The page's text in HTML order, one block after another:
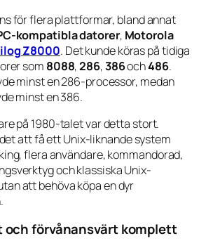
för flera plattformar, bland annat
kompatibla datorer, Motorola
Z8000. Det kunde köras på tidiga
som 8088,286,386och486.
minst en 286-processor, medan
minst en 386.
på 1980-talet var detta stort.
att få ett Unix-liknande system
flera användare, kommandorad,
och klassiska Unix-
att behöva köpa en dyr
och förvånansvärt komplett